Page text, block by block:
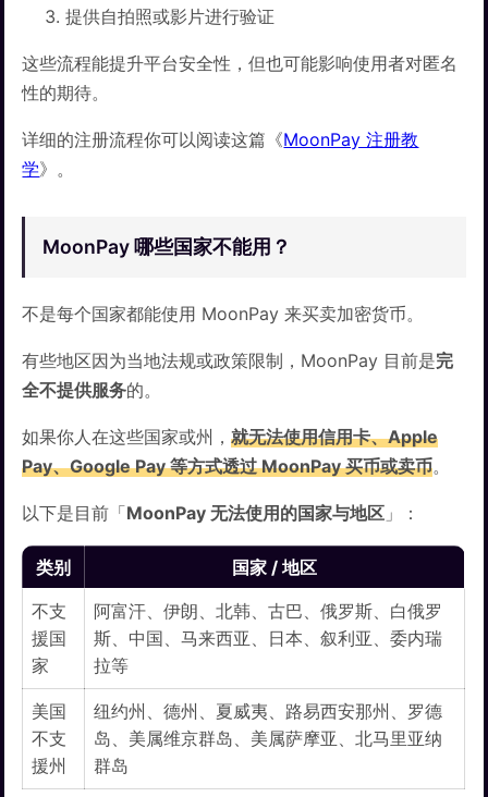
提供自拍照或影片进行验证
这些流程能提升平台安全性，但也可能影响使用者对匿名
性的期待。
详细的注册流程你可以阅读这篇《MoonPay 注册教
学》。
MoonPay 哪些国家不能用？
不是每个国家都能使用 MoonPay 来买卖加密货币。
有些地区因为当地法规或政策限制，MoonPay 目前是完
全不提供服务的。
如果你人在这些国家或州，就无法使用信用卡、Apple
Pay、Google Pay 等方式透过 MoonPay 买币或卖币。
以下是目前「MoonPay 无法使用的国家与地区 」：
类别
国家 / 地区
不支
援国
家
阿富汗、伊朗、北韩、古巴、俄罗斯、白俄罗
斯、中国、马来西亚、日本、叙利亚、委内瑞
拉等
美国
不支
援州
纽约州、德州、夏威夷、路易西安那州、罗德
岛、美属维京群岛、美属萨摩亚、北马里亚纳
群岛